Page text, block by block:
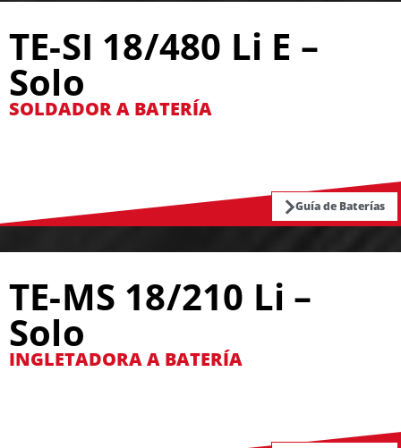
TE-SI 18/480 Li E –
Solo
SOLDADOR A BATERÍA
Guía de Baterías
TE-MS 18/210 Li –
Solo
INGLETADORA A BATERÍA